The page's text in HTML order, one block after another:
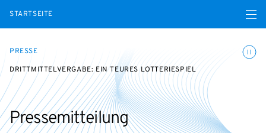
STARTSEITE Menü
PRESSE
DRITTMITTELVERGABE: EIN TEURES LOTTERIESPIEL
Pressemitteilung